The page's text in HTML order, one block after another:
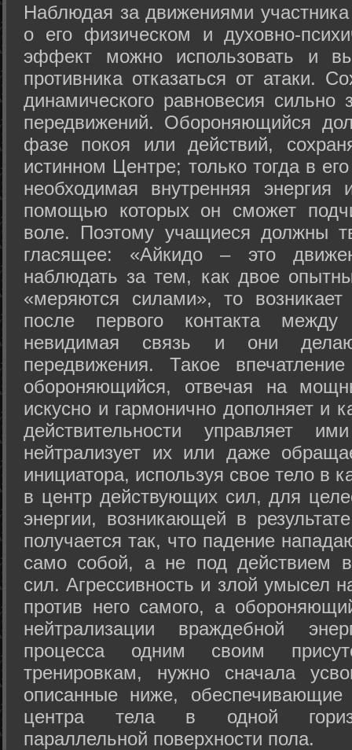
Hаблюдая за движениями
о его физическом и духовно-
эффект можно использовать и
противника отказаться от атаки.
динамического равновесия сильно
передвижений. Обороняющийся
фазе покоя или действий,
истинном Центре; только тогда в
необходимая внутренняя
помощью которых он сможет
воле. Поэтому учащиеся должны
гласящее: «Айкидо – это
наблюдать за тем, как двое
«меряются силами», то возникает
после первого контакта
невидимая связь и они
передвижения. Такое
обороняющийся, отвечая на
искусно и гармонично дополняет и
действительности управляет
нейтрализует их или даже
инициатора, используя свое тело в
в центр действующих сил, для
энергии, возникающей в
получается так, что падение
само собой, а не под действием
сил. Агрессивность и злой умысел
против него самого, а
нейтрализации враждебной
процесса одним своим
тренировкам, нужно сначала
описанные ниже, обеспечивающие
центра тела в одной
параллельной поверхности пола.